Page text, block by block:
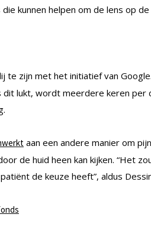
kunnen helpen om de lens op
te zijn met het initiatief van
lukt, wordt meerdere keren per
aan een andere manier om
de huid heen kan kijken. “Het
de keuze heeft”, aldus